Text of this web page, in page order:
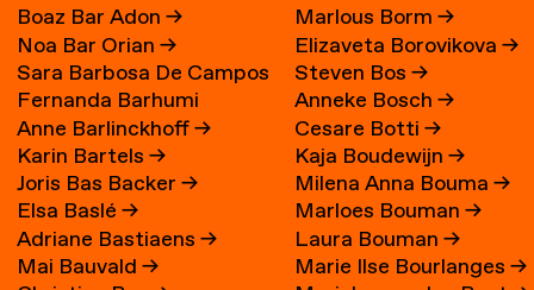
Boaz Bar Adon→
Noa Bar Orian→
Sara Barbosa De Campos
→
Fernanda Barhumi
Martínez
Anne Barlinckhoff→
Karin Bartels→
Joris Bas Backer→
Elsa Baslé→
Adriane Bastiaens→
Mai Bauvald→
Marlous Borm→
Elizaveta Borovikova→
Steven Bos→
Anneke Bosch→
Cesare Botti→
Kaja Boudewijn→
Milena Anna Bouma→
Marloes Bouman→
Laura Bouman→
Marie Ilse Bourlanges→